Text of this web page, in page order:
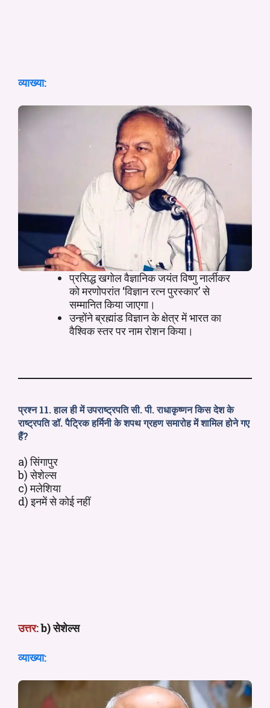
व्याख्या:
प्रसिद्ध खगोल वैज्ञानिक जयंत विष्णु नार्लीकर
को मरणोपरांत ‘विज्ञान रत्न पुरस्कार’ से
सम्मानित किया जाएगा।
उन्होंने ब्रह्मांड विज्ञान के क्षेत्र में भारत का
वैश्विक स्तर पर नाम रोशन किया।
प्रश्न 11. हाल ही में उपराष्ट्रपति सी. पी. राधाकृष्णन किस देश के
राष्ट्रपति डॉ. पैट्रिक हर्मिनी के शपथ ग्रहण समारोह में शामिल होने गए
हैं?
a) सिंगापुर
b) सेशेल्स
c) मलेशिया
d) इनमें से कोई नहीं
उत्तर:b) सेशेल्स
व्याख्या: